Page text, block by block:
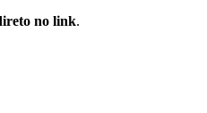
no link.